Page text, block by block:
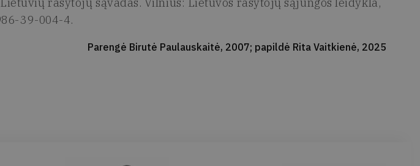
39-004-4.
Parengė Birutė Paulauskaitė, 2007; papildė Rita Vaitkienė, 2025